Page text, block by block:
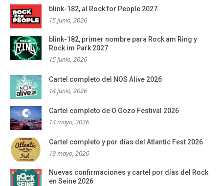
blink-182, al Rock for People 2027
15 junio, 2026
blink-182, primer nombre para Rock am Ring y
Rock im Park 2027
15 junio, 2026
Cartel completo del NOS Alive 2026
14 junio, 2026
Cartel completo de O Gozo Festival 2026
14 mayo, 2026
Cartel completo y por días del Atlantic Fest 2026
13 mayo, 2026
Nuevas confirmaciones y cartel por días del Rock
en Seine 2026